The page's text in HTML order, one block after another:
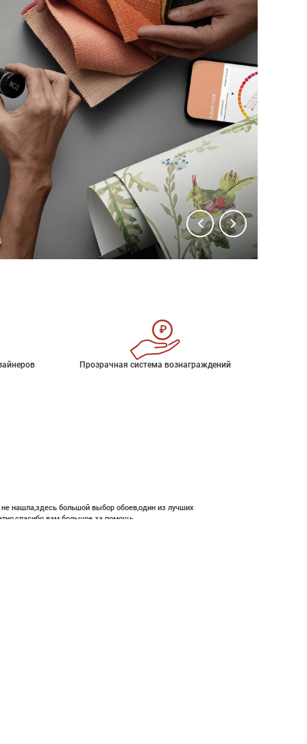
Прозрачная система вознаграждений
нашла,здесь большой выбор обоев,один из лучших
вам большое за помощь.